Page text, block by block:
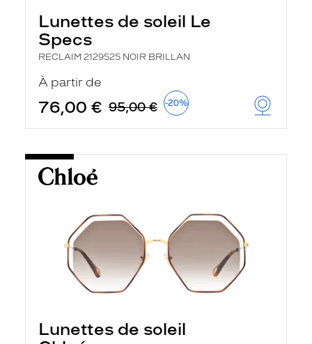
Lunettes de soleil Le
Specs
RECLAIM 2129525 NOIR BRILLAN
À partir de
76,00 € 95,00 € -20%
Lunettes de soleil